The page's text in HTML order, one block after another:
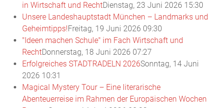
in Wirtschaft und RechtDienstag, 23 Juni 2026 15:30
Unsere Landeshauptstadt München – Landmarks und
Geheimtipps!Freitag, 19 Juni 2026 09:30
"Ideen machen Schule" im Fach Wirtschaft und
RechtDonnerstag, 18 Juni 2026 07:27
Erfolgreiches STADTRADELN 2026Sonntag, 14 Juni
2026 10:31
Magical Mystery Tour – Eine literarische
Abenteuerreise im Rahmen der Europäischen Wochen